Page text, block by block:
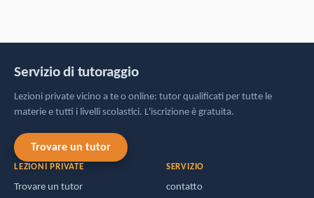
Servizio di tutoraggio
Lezioni private vicino a te o online: tutor qualificati per tutte le
materie e tutti i livelli scolastici. L'iscrizione è gratuita.
Trovare un tutor
LEZIONI PRIVATE
Trovare un tutor
SERVIZIO
contatto